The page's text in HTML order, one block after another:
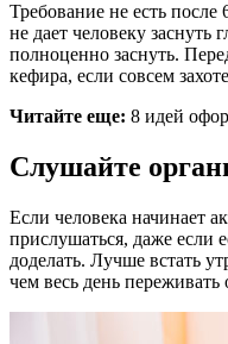
Требование не есть
не дает человеку заснуть
полноценно заснуть.
кефира, если совсем
Читайте еще: 8 идей
Слушайте
Если человека начинает
прислушаться, даже если
доделать. Лучше встать
чем весь день